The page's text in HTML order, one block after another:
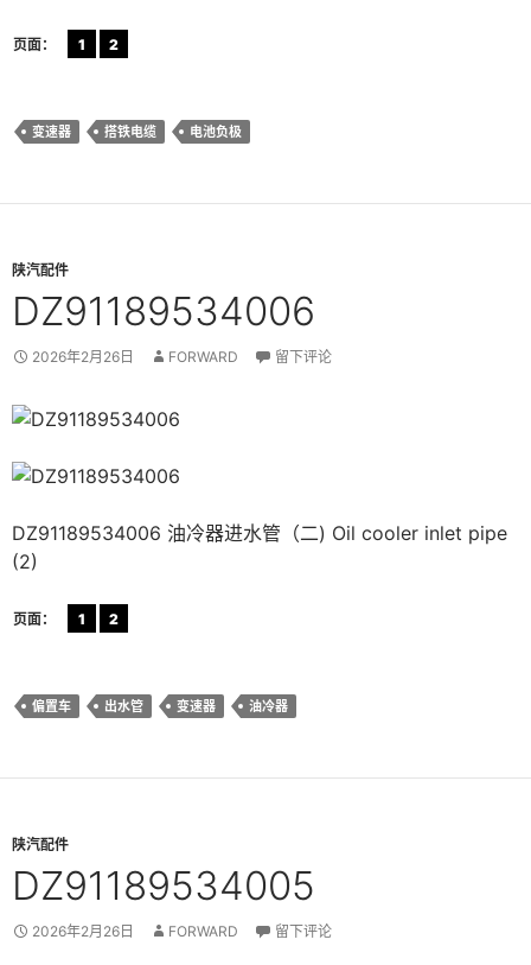
页面： 1 2
变速器 搭铁电缆 电池负极
陕汽配件
DZ91189534006
2026年2月26日 FORWARD 留下评论
DZ91189534006 油冷器进水管（二) Oil cooler inlet pipe
(2)
页面： 1 2
偏置车 出水管 变速器 油冷器
陕汽配件
DZ91189534005
2026年2月26日 FORWARD 留下评论